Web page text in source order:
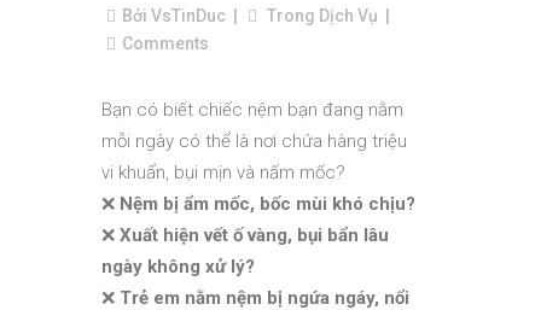
Bởi VsTinDuc Trong Dịch Vụ
Comments
Bạn có biết chiếc nệm bạn đang nằm
mỗi ngày có thể là nơi chứa hàng triệu
vi khuẩn, bụi mịn và nấm mốc?
❌ Nệm bị ẩm mốc, bốc mùi khó chịu?
❌ Xuất hiện vết ố vàng, bụi bẩn lâu
ngày không xử lý?
❌ Trẻ em nằm nệm bị ngứa ngáy, nổi